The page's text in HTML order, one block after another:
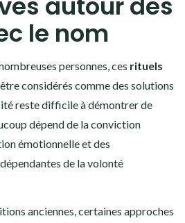
le nom
personnes, ces rituels
considérés comme des solutions
reste difficile à démontrer de
dépend de la conviction
émotionnelle et des
de la volonté
anciennes, certaines approches